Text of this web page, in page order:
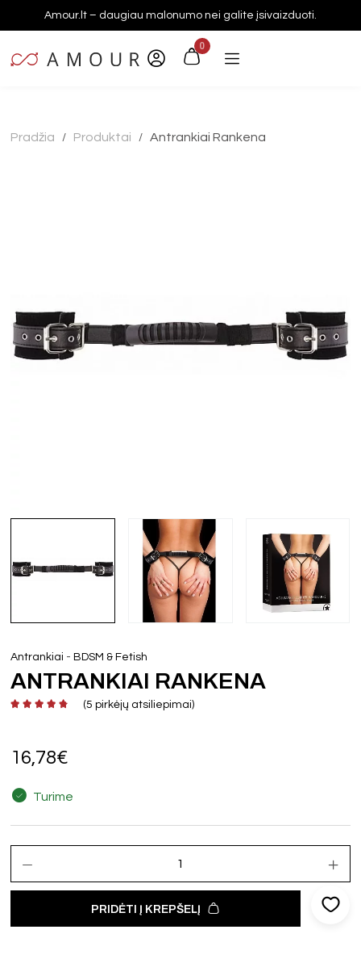
Amour.lt – daugiau malonumo nei galite įsivaizduoti.
0
Pradžia / Produktai / Antrankiai Rankena
Antrankiai -BDSM & Fetish
ANTRANKIAI RANKENA
(5 pirkėjų atsiliepimai)
16,78€
Turime
PRIDĖTI Į KREPŠELĮ